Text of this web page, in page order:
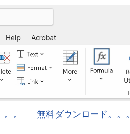
。 無料ダウンロード。。。